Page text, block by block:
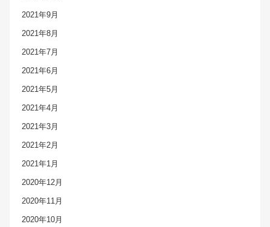
2021年9月
2021年8月
2021年7月
2021年6月
2021年5月
2021年4月
2021年3月
2021年2月
2021年1月
2020年12月
2020年11月
2020年10月